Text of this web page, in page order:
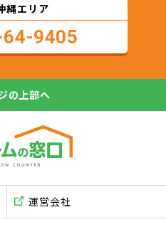
縄エリア
9405
の 上部へ
運営会社